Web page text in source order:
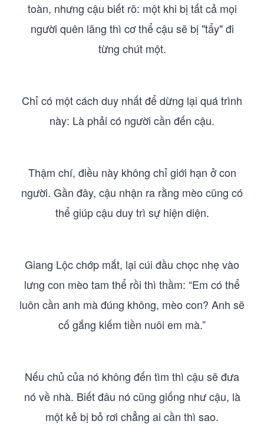
toàn, nhưng cậu biết rõ: một khi bị tất cả mọi
người quên lãng thì cơ thể cậu sẽ bị "tẩy" đi
từng chút một.
Chỉ có một cách duy nhất để dừng lại quá trình
này: Là phải có người cần đến cậu.
Thậm chí, điều này không chỉ giới hạn ở con
người. Gần đây, cậu nhận ra rằng mèo cũng có
thể giúp cậu duy trì sự hiện diện.
Giang Lộc chớp mắt, lại cúi đầu chọc nhẹ vào
lưng con mèo tam thể rồi thì thầm: “Em có thể
luôn cần anh mà đúng không, mèo con? Anh sẽ
cố gắng kiếm tiền nuôi em mà.”
Nếu chủ của nó không đến tìm thì cậu sẽ đưa
nó về nhà. Biết đâu nó cũng giống như cậu, là
một kẻ bị bỏ rơi chẳng ai cần thì sao.